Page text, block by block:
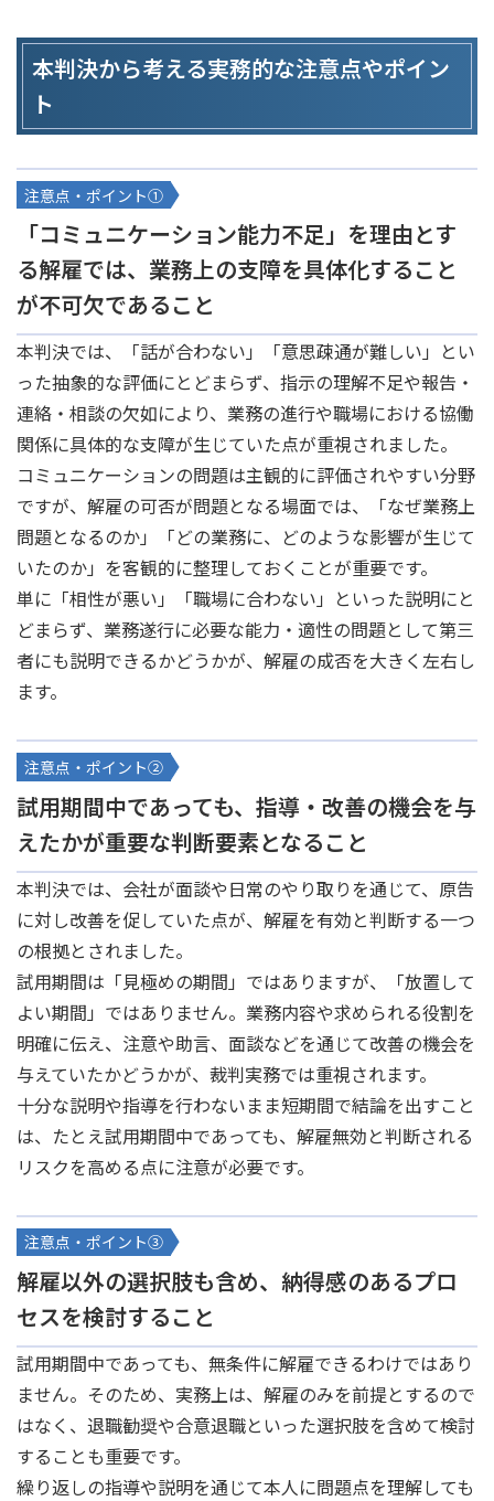
本判決から考える実務的な注意点やポイン
ト
注意点・ポイント①
「コミュニケーション能力不足」を理由とす
る解雇では、業務上の支障を具体化すること
が不可欠であること
本判決では、「話が合わない」「意思疎通が難しい」とい
った抽象的な評価にとどまらず、指示の理解不足や報告・
連絡・相談の欠如により、業務の進行や職場における協働
関係に具体的な支障が生じていた点が重視されました。
コミュニケーションの問題は主観的に評価されやすい分野
ですが、解雇の可否が問題となる場面では、「なぜ業務上
問題となるのか」「どの業務に、どのような影響が生じて
いたのか」を客観的に整理しておくことが重要です。
単に「相性が悪い」「職場に合わない」といった説明にと
どまらず、業務遂行に必要な能力・適性の問題として第三
者にも説明できるかどうかが、解雇の成否を大きく左右し
ます。
注意点・ポイント②
試用期間中であっても、指導・改善の機会を与
えたかが重要な判断要素となること
本判決では、会社が面談や日常のやり取りを通じて、原告
に対し改善を促していた点が、解雇を有効と判断する一つ
の根拠とされました。
試用期間は「見極めの期間」ではありますが、「放置して
よい期間」ではありません。業務内容や求められる役割を
明確に伝え、注意や助言、面談などを通じて改善の機会を
与えていたかどうかが、裁判実務では重視されます。
十分な説明や指導を行わないまま短期間で結論を出すこと
は、たとえ試用期間中であっても、解雇無効と判断される
リスクを高める点に注意が必要です。
注意点・ポイント③
解雇以外の選択肢も含め、納得感のあるプロ
セスを検討すること
試用期間中であっても、無条件に解雇できるわけではあり
ません。そのため、実務上は、解雇のみを前提とするので
はなく、退職勧奨や合意退職といった選択肢を含めて検討
することも重要です。
繰り返しの指導や説明を通じて本人に問題点を理解しても